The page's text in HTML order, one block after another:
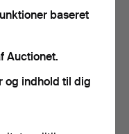
af det 20. år…
hammerslag 12 apr
baseret
Auctionet.
og indhold til dig